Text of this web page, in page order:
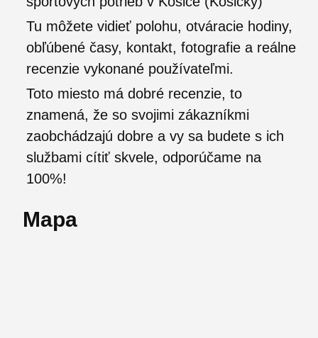
Tu môžete vidieť polohu, otváracie hodiny,
obľúbené časy, kontakt, fotografie a reálne
recenzie vykonané používateľmi.
Toto miesto má dobré recenzie, to
znamená, že so svojimi zákazníkmi
zaobchádzajú dobre a vy sa budete s ich
službami cítiť skvele, odporúčame na
100%!
Mapa